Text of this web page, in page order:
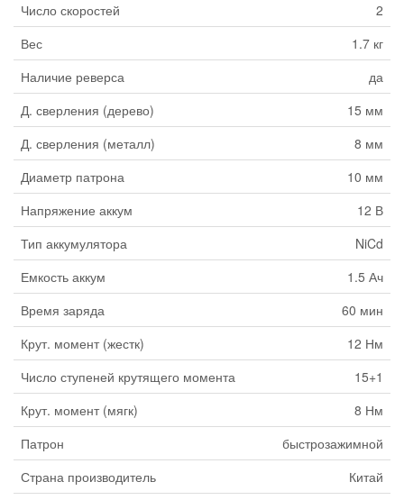
Число скоростей
2
Вес
1.7 кг
Наличие реверса
да
Д. сверления (дерево)
15 мм
Д. сверления (металл)
8 мм
Диаметр патрона
10 мм
Напряжение аккум
12 В
Тип аккумулятора
NiCd
Емкость аккум
1.5 Ач
Время заряда
60 мин
Крут. момент (жестк)
12 Нм
Число ступеней крутящего момента
15+1
Крут. момент (мягк)
8 Нм
Патрон
быстрозажимной
Страна производитель
Китай